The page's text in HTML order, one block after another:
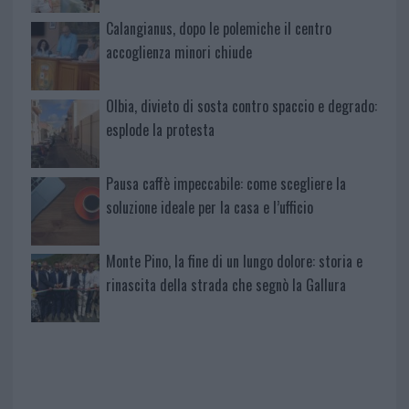
Calangianus, dopo le polemiche il centro
accoglienza minori chiude
Olbia, divieto di sosta contro spaccio e degrado:
esplode la protesta
Pausa caffè impeccabile: come scegliere la
soluzione ideale per la casa e l’ufficio
Monte Pino, la fine di un lungo dolore: storia e
rinascita della strada che segnò la Gallura